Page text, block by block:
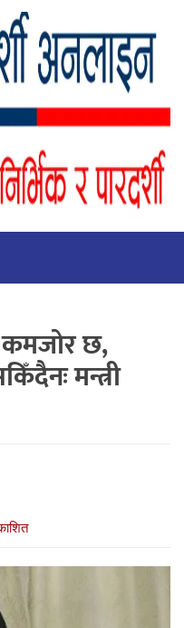
छ,
मन्त्री